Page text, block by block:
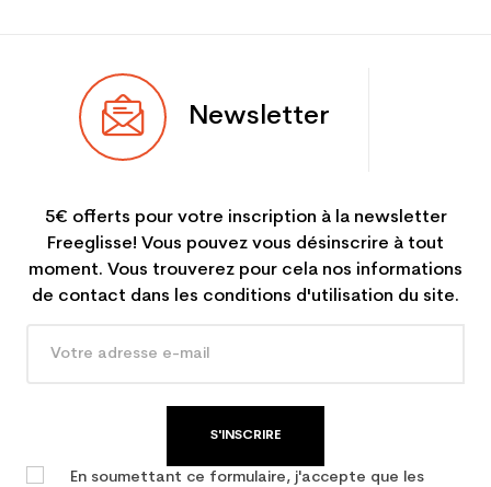
Newsletter
5€ offerts pour votre inscription à la newsletter
Freeglisse! Vous pouvez vous désinscrire à tout
moment. Vous trouverez pour cela nos informations
de contact dans les conditions d'utilisation du site.
S'INSCRIRE
En soumettant ce formulaire, j'accepte que les